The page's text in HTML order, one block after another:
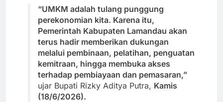
“UMKM adalah tulang punggung
perekonomian kita. Karena itu,
Pemerintah Kabupaten Lamandau akan
terus hadir memberikan dukungan
melalui pembinaan, pelatihan, penguatan
kemitraan, hingga membuka akses
terhadap pembiayaan dan pemasaran,”
ujar Bupati Rizky Aditya Putra, Kamis
(18/6/2026).